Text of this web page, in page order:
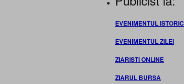
EVENIMENTUL ISTORIC
EVENIMENTUL ZILEI
ZIARISTI ONLINE
ZIARUL BURSA